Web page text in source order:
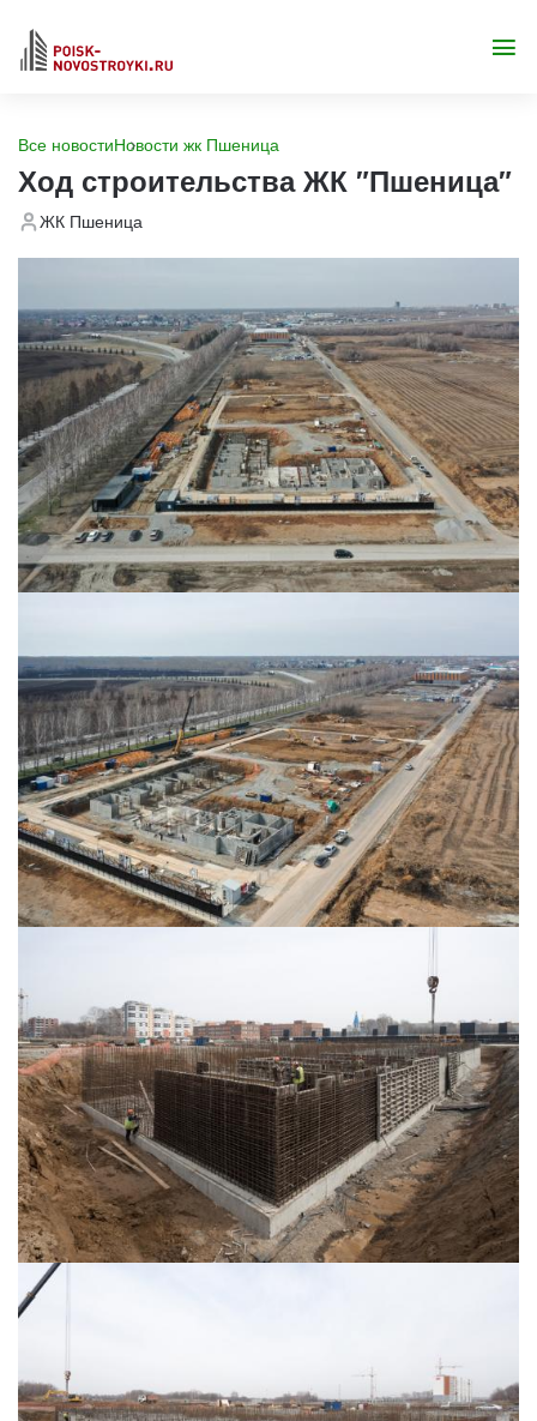
Все новостиНовости жк Пшеница
Ход строительства ЖК "Пшеница"
ЖК Пшеница